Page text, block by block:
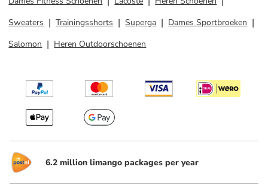
Sweaters
Trainingsshorts Superga
Dames Sportbroeken
Salomon
Heren Outdoorschoenen
6.2 million limango packages per year